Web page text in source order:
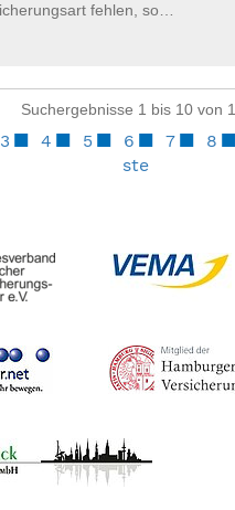
fehlen, so…
Suchergebnisse 1 bis 10 von
3 4 5 6 7 8
ste